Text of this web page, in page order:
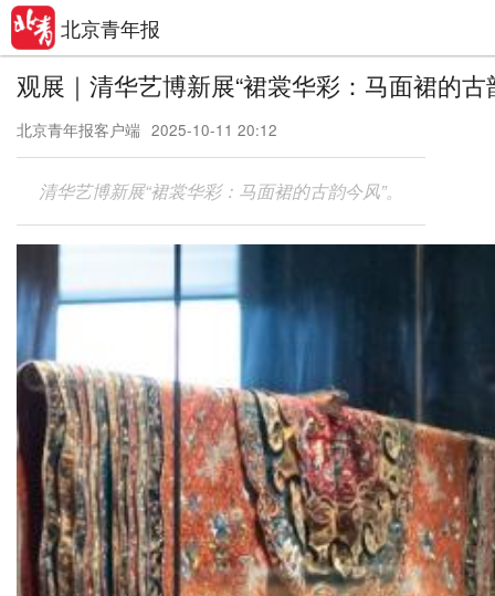
北京青年报
观展｜清华艺博新展“裙裳华彩：马面裙的古
北京青年报客户端 2025-10-11 20:12
清华艺博新展“裙裳华彩：马面裙的古韵今风”。